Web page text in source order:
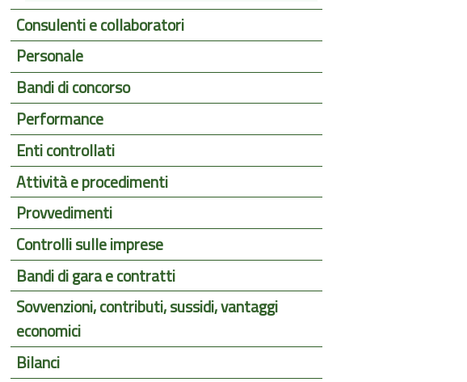
Consulenti e collaboratori
Personale
Bandi di concorso
Performance
Enti controllati
Attività e procedimenti
Provvedimenti
Controlli sulle imprese
Bandi di gara e contratti
Sovvenzioni, contributi, sussidi, vantaggi
economici
Bilanci